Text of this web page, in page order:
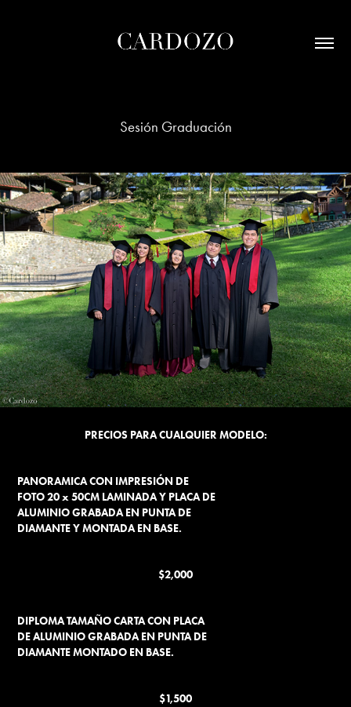
Sesión Graduación
PRECIOS PARA CUALQUIER MODELO:
PANORAMICA CON IMPRESIÓN DE
FOTO 20 x 50CM LAMINADA Y PLACA DE
ALUMINIO GRABADA EN PUNTA DE
DIAMANTE Y MONTADA EN BASE.
$2,000
DIPLOMA TAMAÑO CARTA CON PLACA
DE ALUMINIO GRABADA EN PUNTA DE
DIAMANTE MONTADO EN BASE.
$1,500